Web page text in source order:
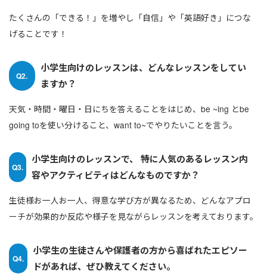
たくさんの「できる！」を増やし「自信」や「英語好き」につな
げることです！
Q2.
小学生向けのレッスンは、どんなレッスンをしてい
ますか？
天気・時間・曜日・日にちを答えることをはじめ、be ~ing とbe
going toを使い分けること、want to~でやりたいことを言う。
Q3.
小学生向けのレッスンで、 特に人気のあるレッスン内
容やアクティビティはどんなものですか？
生徒様お一人お一人、得意な学び方が異なるため、どんなアプロ
ーチが効果的か反応や様子を見ながらレッスンを考えております。
Q4.
小学生の生徒さんや保護者の方から喜ばれたエピソー
ドがあれば、ぜひ教えてください。